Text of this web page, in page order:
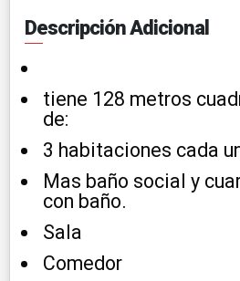
Descripción Adicional
tiene 128 metros
de:
3 habitaciones cada
Mas baño social y
con baño.
Sala
Comedor